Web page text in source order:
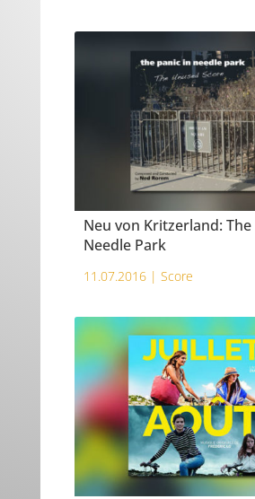
Neu von Kritzerland: The
Needle Park
11.07.2016 | Score